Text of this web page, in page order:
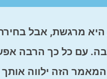
מרגשת, אבל בחירת
עם כל כך הרבה
המאמר הזה ילווה